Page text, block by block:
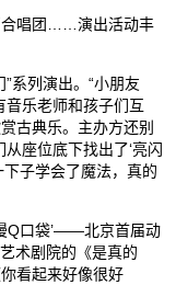
合唱团……演出活动丰
系列演出。“小朋友
音乐老师和孩子们互
古典乐。主办方还别
座位底下找出了‘亮闪
子学会了魔法，真的
Q口袋’——北京首届动
术剧院的《是真的
看起来好像很好